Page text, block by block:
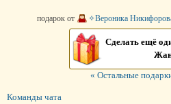
подарок от ✧Вероника
Сделать ещё
« Остальные
Команды чата